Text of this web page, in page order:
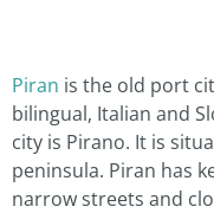
Piran is the old port
bilingual, Italian and
city is Pirano. It is
peninsula. Piran has
narrow streets and